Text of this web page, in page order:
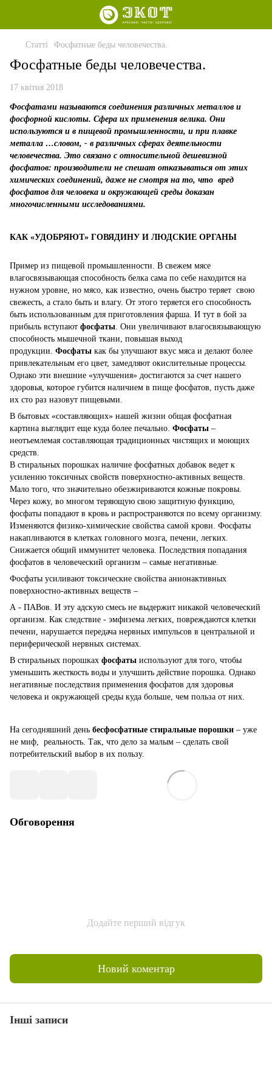
Статті Фосфатные беды человечества.
Фосфатные беды человечества.
17 квітня 2018
Фосфатами называются соединения различных металлов и
фосфорной кислоты. Сфера их применения велика. Они
используются и в пищевой промышленности, и при плавке
металла …словом, - в различных сферах деятельности
человечества. Это связано с относительной дешевизной
фосфатов: производители не спешат отказываться от этих
химических соединений, даже не смотря на то, что вред
фосфатов для человека и окружающей среды доказан
многочисленными исследованиями.
КАК «УДОБРЯЮТ» ГОВЯДИНУ И ЛЮДСКИЕ ОРГАНЫ
Пример из пищевой промышленности. В свежем мясе
влагосвязывающая способность белка сама по себе находится на
нужном уровне, но мясо, как известно, очень быстро теряет свою
свежесть, а стало быть и влагу. От этого теряется его способность
быть использованным для приготовления фарша. И тут в бой за
прибыль вступают фосфаты. Они увеличивают влагосвязывающую
способность мышечной ткани, повышая выход
продукции. Фосфаты как бы улучшают вкус мяса и делают более
привлекательным его цвет, замедляют окислительные процессы.
Однако эти внешние «улучшения» достигаются за счет нашего
здоровья, которое губится наличием в пище фосфатов, пусть даже
их сто раз назовут пищевыми.
В бытовых «составляющих» нашей жизни общая фосфатная
картина выглядит еще куда более печально. Фосфаты –
неотъемлемая составляющая традиционных чистящих и моющих
средств.
В стиральных порошках наличие фосфатных добавок ведет к
усилению токсичных свойств поверхностно-активных веществ.
Мало того, что значительно обезжириваются кожные покровы.
Через кожу, во многом теряющую свою защитную функцию,
фосфаты попадают в кровь и распространяются по всему организму.
Изменяются физико-химические свойства самой крови. Фосфаты
накапливаются в клетках головного мозга, печени, легких.
Снижается общий иммунитет человека. Последствия попадания
фосфатов в человеческий организм – самые негативные.
Фосфаты усиливают токсические свойства анионактивных
поверхностно-активных веществ –
А - ПАВов. И эту адскую смесь не выдержит никакой человеческий
организм. Как следствие - эмфизема легких, повреждаются клетки
печени, нарушается передача нервных импульсов в центральной и
периферической нервных системах.
В стиральных порошках фосфаты используют для того, чтобы
уменьшить жесткость воды и улучшить действие порошка. Однако
негативные последствия применения фосфатов для здоровья
человека и окружающей среды куда больше, чем польза от них.
На сегодняшний день бесфосфатные стиральные порошки – уже
не миф, реальность. Так, что дело за малым – сделать свой
потребительский выбор в их пользу.
Обговорення
Додайте перший відгук
Новий коментар
Інші записи